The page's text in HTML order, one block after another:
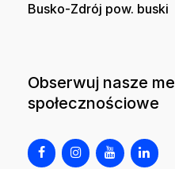
Busko-Zdrój pow. buski
Obserwuj nasze
społecznościowe